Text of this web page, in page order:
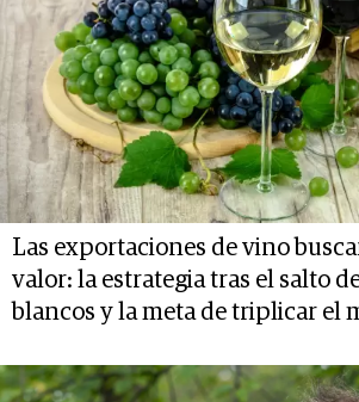
Las exportaciones de vino
valor: la estrategia tras el salto
blancos y la meta de triplicar el